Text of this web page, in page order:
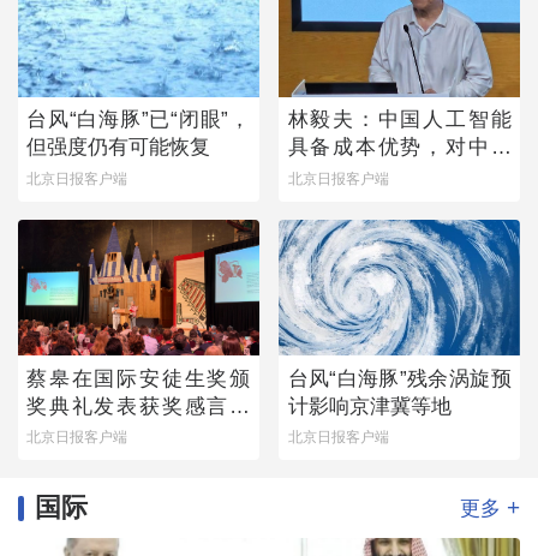
台风“白海豚”已“闭眼”，
但强度仍有可能恢复
北京日报客户端
林毅夫：中国人工智能
具备成本优势，对中国
与美国竞争有信心
北京日报客户端
蔡皋在国际安徒生奖颁
奖典礼发表获奖感言：
那个手握木炭条涂鸦的
北京日报客户端
台风“白海豚”残余涡旋预
计影响京津冀等地
北京日报客户端
国际 更多 +